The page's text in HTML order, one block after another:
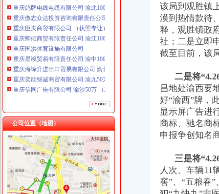
重庆傲志众达投资咨询有限责任公司 渝九1000万 （增资）
重庆臣夫商贸有限公司 （执照专让）
重庆卿倾商贸有限责任公司 渝江100万 （工商注册）
重庆国洪体育设施有限公司
重庆星竣贸易有限责任公司 渝中100万 （进出口权）
重庆海谛升进出口贸易有限公司 渝北100万 （进出口权）
重庆奕欣锦诚商贸有限公司 渝九50万 （工商注册）
重庆信同广告有限公司 渝沙50万 （工商注册）
重庆三虹房地产营销策划有限公司
重庆鸽牌电线电缆有限公司 渝北10010万 (进出口权)
重庆傲志众达投资咨询有限责任公司 渝九1000万 （增资）
重庆臣夫商贸有限公司 （执照专让）
重庆卿倾商贸有限责任公司 渝江100万 （工商注册）
重庆国洪体育设施有限公司
重庆星竣贸易有限责任公司 渝中100万 （进出口权）
重庆海谛升进出口贸易有限公司 渝北100万 （进出口权）
重庆奕欣锦诚商贸有限公司 渝九50万 （工商注册）
公司位置（地图）
工商动态
纪检组长王兴华到城口开展调研
渝中局一般纳税人注册流程上半年十措并举开展食品安全监管成效明显
丰都局怎么注册一般纳税人三措并举切实推进转型时期信息调研工作
该局到观胜镇
漠到热情款待
释，观胜镇政
社；二是立即
截至目前，该
二是将
昌地处渝西要
好“渝西”牌，
显示屏广告进
商标、驰名商
申报争创知名
三是将
人次、车辆11
窖”、“五粮春